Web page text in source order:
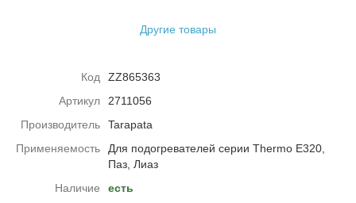
Другие товары
Код
ZZ865363
Артикул
2711056
Производитель
Tarapata
Применяемость
Для подогревателей серии Thermo E320,
Паз, Лиаз
Наличие
есть